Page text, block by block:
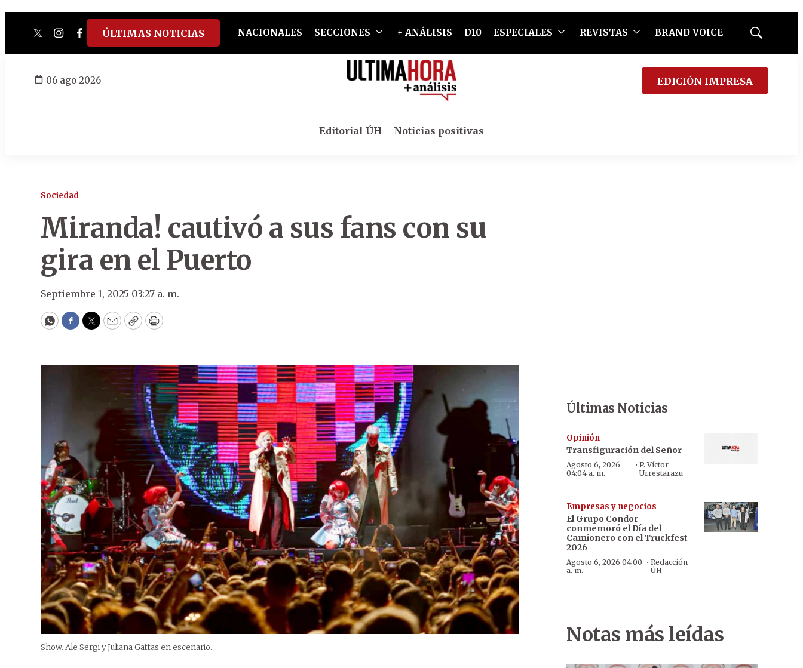
twitterinstagram
facebook
tiktokyoutube
spotify
ÚLTIMAS NOTICIAS NACIONALES SECCIONES + ANÁLISIS D10 ESPECIALES REVISTAS BRAND VOICE
Mostrar
06 ago 2026 EDICIÓN IMPRESA
Editorial ÚH Noticias positivas
Sociedad
Miranda! cautivó a sus fans con su
gira en el Puerto
Septiembre 1, 2025 03:27 a. m.
WhatsApp
Facebook
Twitter
EmailCopyPrint
Show. Ale Sergi y Juliana Gattas en escenario.
Últimas Noticias
Opinión
Transfiguración del Señor
Agosto 6, 2026
04:04 a. m.
· P. Víctor
Urrestarazu
Empresas y negocios
El Grupo Condor
conmemoró el Día del
Camionero con el Truckfest
2026
Agosto 6, 2026 04:00
a. m.
· Redacción
ÚH
Notas más leídas